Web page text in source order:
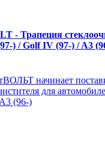
- Трапеция
) / Golf IV (97-) / A3
начинает
для
(96-)